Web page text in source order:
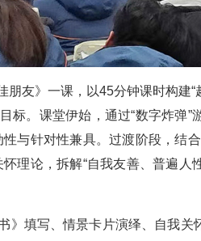
朋友》一课，以45分钟课时构
标。课堂伊始，通过“数字炸弹”
与针对性兼具。过渡阶段，结
理论，拆解“自我友善、普遍人
》填写、情景卡片演绎、自我关